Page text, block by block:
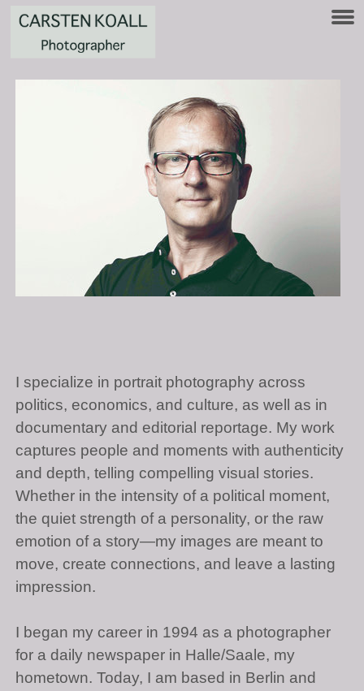
I specialize in portrait photography across
politics, economics, and culture, as well as in
documentary and editorial reportage. My work
captures people and moments with authenticity
and depth, telling compelling visual stories.
Whether in the intensity of a political moment,
the quiet strength of a personality, or the raw
emotion of a story—my images are meant to
move, create connections, and leave a lasting
impression.
I began my career in 1994 as a photographer
for a daily newspaper in Halle/Saale, my
hometown. Today, I am based in Berlin and